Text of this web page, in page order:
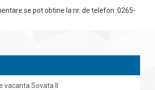
se pot obtine la nr. de telefon :0265-
vacanta Sovata II